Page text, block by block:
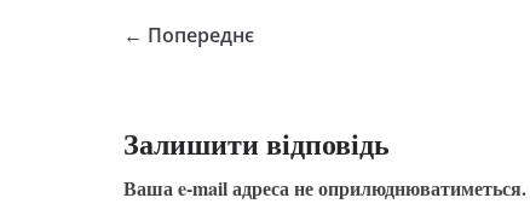
← Попереднє
Залишити відповідь
Ваша e-mail адреса не оприлюднюватиметься.